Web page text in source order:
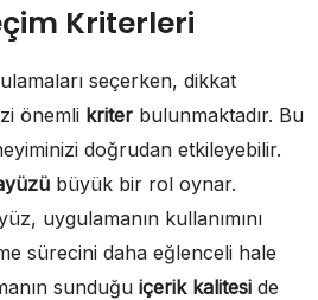
Kriterleri
seçerken, dikkat
önemli kriter bulunmaktadır. Bu
doğrudan etkileyebilir.
büyük bir rol oynar.
uygulamanın kullanımını
sürecini daha eğlenceli hale
sunduğu içerik kalitesi de